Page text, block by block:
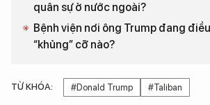
quân sự ở nước ngoài?
Bệnh viện nơi ông Trump đang
“khủng” cỡ nào?
TỪ KHÓA: #Donald Trump #Taliban